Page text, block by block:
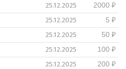
25.12.2025
2000 ₽
25.12.2025
5 ₽
25.12.2025
50 ₽
25.12.2025
100 ₽
25.12.2025
200 ₽